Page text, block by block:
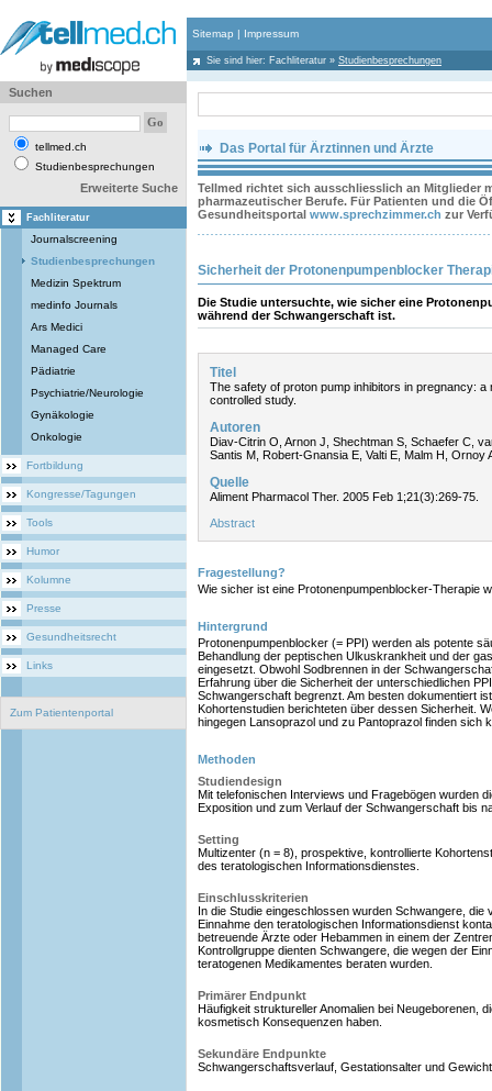
Sitemap | Impressum
Sie sind hier: Fachliteratur » Studienbesprechungen
Suchen
tellmed.ch
Studienbesprechungen
Erweiterte Suche
Fachliteratur
Journalscreening
Studienbesprechungen
Medizin Spektrum
medinfo Journals
Ars Medici
Managed Care
Pädiatrie
Psychiatrie/Neurologie
Gynäkologie
Onkologie
Fortbildung
Kongresse/Tagungen
Tools
Humor
Kolumne
Presse
Gesundheitsrecht
Links
Zum Patientenportal
Das Portal für Ärztinnen und Ärzte
Tellmed richtet sich ausschliesslich an Mitglieder
pharmazeutischer Berufe. Für Patienten und die
Gesundheitsportal www.sprechzimmer.ch zur
Sicherheit der Protonenpumpenblocker
Die Studie untersuchte, wie sicher eine
während der Schwangerschaft ist.
Titel
The safety of proton pump inhibitors in pregnancy: a
controlled study.
Autoren
Diav-Citrin O, Arnon J, Shechtman S, Schaefer C,
Santis M, Robert-Gnansia E, Valti E, Malm H, Ornoy
Quelle
Aliment Pharmacol Ther. 2005 Feb 1;21(3):269-75.
Abstract
Fragestellung?
Wie sicher ist eine Protonenpumpenblocker-Therapie
Hintergrund
Protonenpumpenblocker (= PPI) werden als potente
Behandlung der peptischen Ulkuskrankheit und der
eingesetzt. Obwohl Sodbrennen in der
Erfahrung über die Sicherheit der unterschiedlichen
Schwangerschaft begrenzt. Am besten dokumentiert
Kohortenstudien berichteten über dessen Sicherheit.
hingegen Lansoprazol und zu Pantoprazol finden sich
Methoden
Studiendesign
Mit telefonischen Interviews und Fragebögen wurden
Exposition und zum Verlauf der Schwangerschaft bis
Setting
Multizenter (n = 8), prospektive, kontrollierte
des teratologischen Informationsdienstes.
Einschlusskriterien
In die Studie eingeschlossen wurden Schwangere, die
Einnahme den teratologischen Informationsdienst
betreuende Ärzte oder Hebammen in einem der
Kontrollgruppe dienten Schwangere, die wegen der
teratogenen Medikamentes beraten wurden.
Primärer Endpunkt
Häufigkeit struktureller Anomalien bei Neugeborenen,
kosmetisch Konsequenzen haben.
Sekundäre Endpunkte
Schwangerschaftsverlauf, Gestationsalter und